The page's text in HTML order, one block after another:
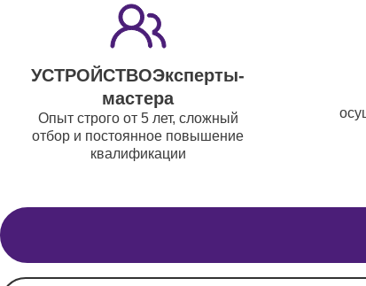
УСТРОЙСТВОЭксперты-
мастера
Опыт строго от 5 лет, сложный
отбор и постоянное повышение
квалификации